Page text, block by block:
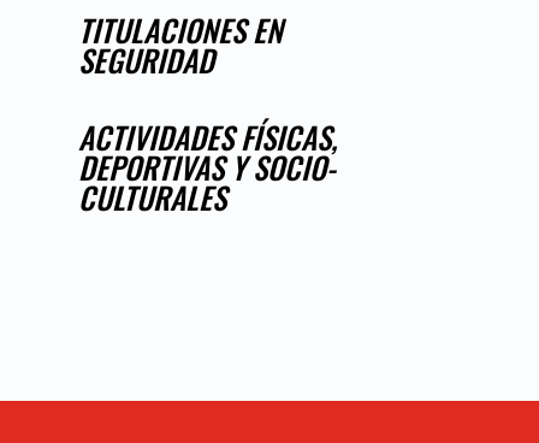
TITULACIONES EN
SEGURIDAD
ACTIVIDADES FÍSICAS,
DEPORTIVAS Y SOCIO-
CULTURALES